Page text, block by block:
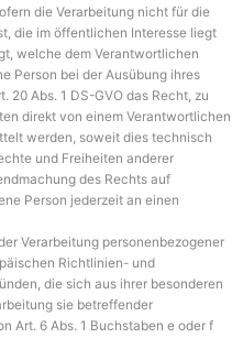
die Verarbeitung nicht für die
die im öffentlichen Interesse liegt
welche dem Verantwortlichen
Person bei der Ausübung ihres
20 Abs. 1 DS-GVO das Recht, zu
direkt von einem Verantwortlichen
werden, soweit dies technisch
und Freiheiten anderer
des Rechts auf
Person jederzeit an einen
personenbezogener
Richtlinien- und
die sich aus ihrer besonderen
sie betreffender
Art. 6 Abs. 1 Buchstaben e oder f